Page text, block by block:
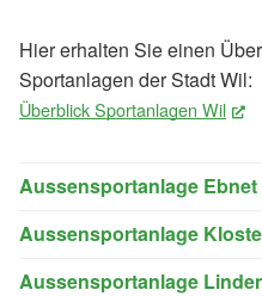
Hier erhalten Sie einen
Sportanlagen der Stadt Wil:
Überblick Sportanlagen Wil
Aussensportanlage Ebnet
Aussensportanlage
Aussensportanlage